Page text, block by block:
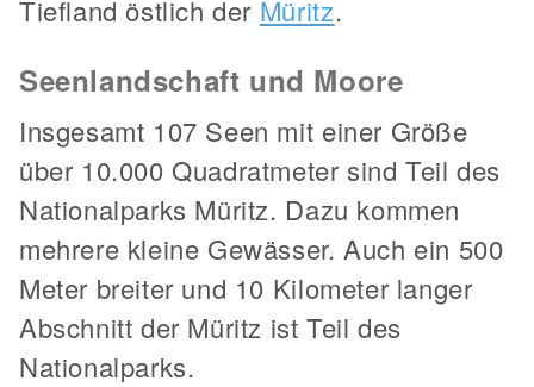
Tiefland östlich der Müritz.
Seenlandschaft und Moore
Insgesamt 107 Seen mit einer Größe
über 10.000 Quadratmeter sind Teil des
Nationalparks Müritz. Dazu kommen
mehrere kleine Gewässer. Auch ein 500
Meter breiter und 10 Kilometer langer
Abschnitt der Müritz ist Teil des
Nationalparks.